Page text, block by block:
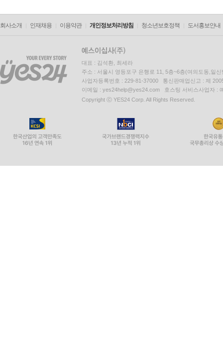
회사소개 인재채용 이용약관 개인정보처리방침 청소년보호정책 도서홍보안내
대표 : 김석환, 최세라
주소 : 서울시 영등포구 은행로 11, 5층~6층(여의도동,일신
사업자등록번호 : 229-81-37000 통신판매업신고 : 제
이메일 : yes24help@yes24.com 호스팅 서비스사업자 :
Copyright ⓒ YES24 Corp. All Rights Reserved.